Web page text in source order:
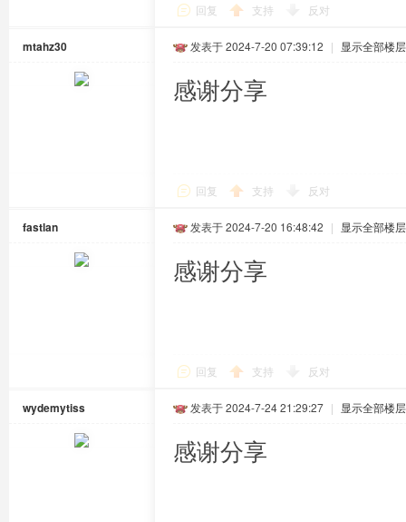
回复 支持 反对
mtahz30 发表于 2024-7-20 07:39:12 | 显示全部楼层
感谢分享
回复 支持 反对
fastlan 发表于 2024-7-20 16:48:42 | 显示全部楼层
感谢分享
回复 支持 反对
wydemytiss 发表于 2024-7-24 21:29:27 | 显示全部楼层
感谢分享